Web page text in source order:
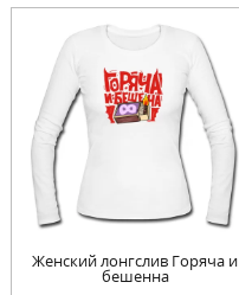
Женский лонгслив Горяча и
бешенна